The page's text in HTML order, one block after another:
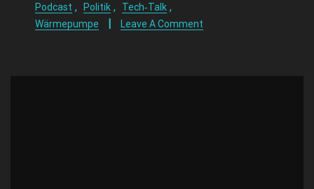
Podcast , Politik , Tech‑Talk ,
Wärmepumpe Leave A Comment